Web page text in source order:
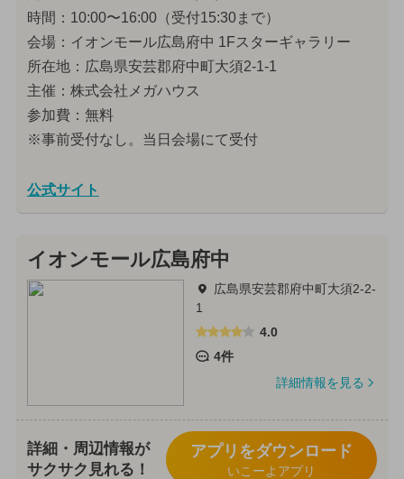
時間：10:00〜16:00（受付15:30まで）
会場：イオンモール広島府中 1Fスターギャラリー
所在地：広島県安芸郡府中町大須2-1-1
主催：株式会社メガハウス
参加費：無料
※事前受付なし。当日会場にて受付
公式サイト
イオンモール広島府中
広島県安芸郡府中町大須2-2-
1
4.0
4件
詳細情報を見る
詳細・周辺情報が
サクサク見れる！
アプリをダウンロード
いこーよアプリ